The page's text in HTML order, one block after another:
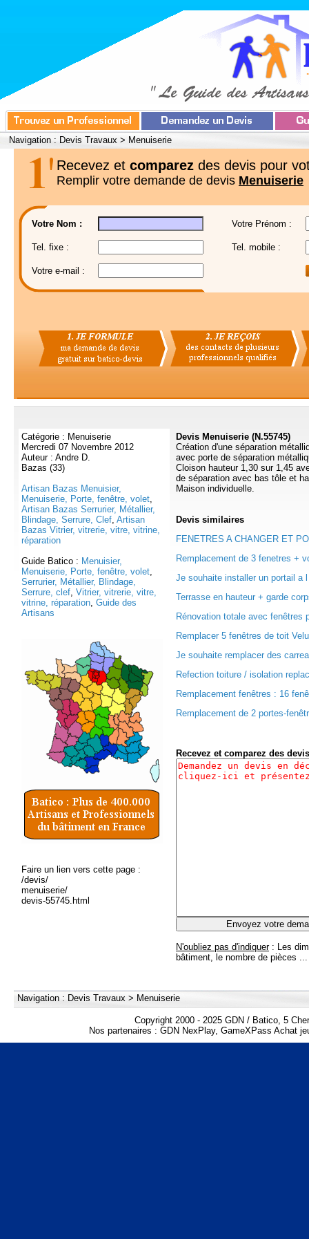
Navigation : Devis Travaux > Menuiserie
Recevez et comparez des devis pour
Remplir votre demande de devis Menuiserie
Votre Nom : Votre Prénom :
Tel. fixe : Tel. mobile :
Votre e-mail :
Catégorie : Menuiserie
Mercredi 07 Novembre 2012
Auteur : Andre D.
Bazas (33)
Artisan Bazas Menuisier,
Menuiserie, Porte, fenêtre, volet,
Artisan Bazas Serrurier, Métallier,
Blindage, Serrure, Clef, Artisan
Bazas Vitrier, vitrerie, vitre, vitrine,
réparation
Guide Batico : Menuisier,
Menuiserie, Porte, fenêtre, volet,
Serrurier, Métallier, Blindage,
Serrure, clef, Vitrier, vitrerie, vitre,
vitrine, réparation, Guide des
Artisans
Faire un lien vers cette page :
/devis/
menuiserie/
devis-55745.html
Devis Menuiserie (N.55745)
Création d'une séparation
avec porte de séparation
Cloison hauteur 1,30 sur 1,45
de séparation avec bas tôle et
Maison individuelle.
Devis similaires
FENETRES A CHANGER ET
Remplacement de 3 fenetres +
Je souhaite installer un portail a
Terrasse en hauteur + garde
Rénovation totale avec fenêtres
Remplacer 5 fenêtres de toit
Je souhaite remplacer des
Refection toiture / isolation
Remplacement fenêtres : 16
Remplacement de 2 portes-
Recevez et comparez des
N'oubliez pas d'indiquer: Les
bâtiment, le nombre de pièces ...
Navigation : Devis Travaux > Menuiserie
Copyright 2000 - 2025 GDN / Batico, 5
Nos partenaires : GDN NexPlay, GameXPass Achat